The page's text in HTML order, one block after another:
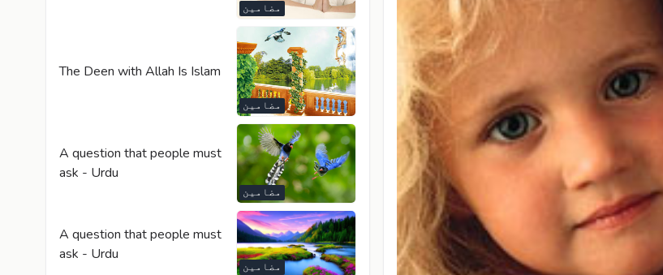
مضامین
مضامین
The Deen with Allah Is Islam
مضامین
A question that people must
ask - Urdu
مضامین
A question that people must
ask - Urdu